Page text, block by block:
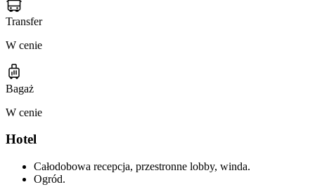
Transfer
W cenie
Bagaż
W cenie
Hotel
Całodobowa recepcja, przestronne lobby, winda.
Ogród.